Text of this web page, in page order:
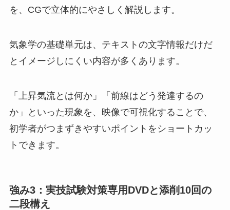
を、CGで立体的にやさしく解説します。
気象学の基礎単元は、テキストの文字情報だけだ
とイメージしにくい内容が多くあります。
「上昇気流とは何か」「前線はどう発達するの
か」といった現象を、映像で可視化することで、
初学者がつまずきやすいポイントをショートカッ
トできます。
強み3：実技試験対策専用DVDと添削10回の
二段構え